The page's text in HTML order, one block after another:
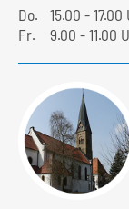
Do.
15.00 - 17.00
Fr.
9.00 - 11.00